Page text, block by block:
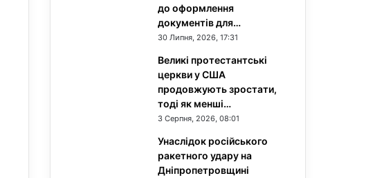
до оформлення
документів для…
30 Липня, 2026, 17:31
Великі протестантські
церкви у США
продовжують зростати,
тоді як менші…
3 Серпня, 2026, 08:01
Унаслідок російського
ракетного удару на
Дніпропетровщині